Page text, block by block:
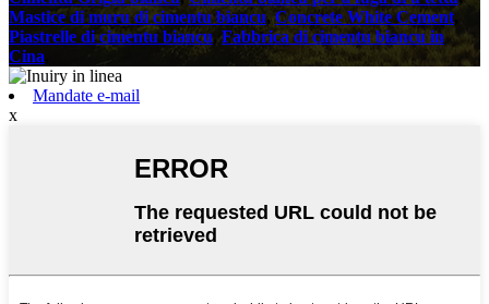
Mastice di muru di cimentu biancu,Concrete White Cement,
Piastrelle di cimentu biancu ,Fabbrica di cimentu biancu in
Cina
Mandate e-mail
x